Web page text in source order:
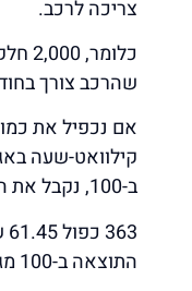
צריכה לרכב.
שהרכב צורך
קילוואט-שעה
ב-100, נקבל את העלות הממוצעת לטעינת הרכב בבית.
התוצאה ב-100 מגיעים לסכום של כ-223.06 ש"ח.